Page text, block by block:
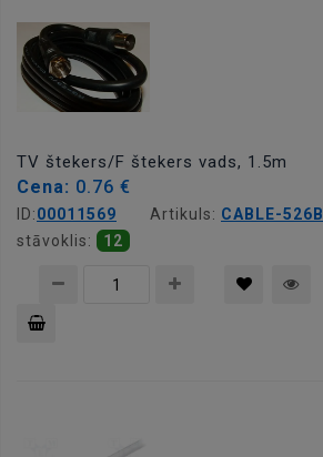
TV štekers/F štekers vads, 1.5m
Cena: 0.76 €
ID:00011569 Artikuls: CABLE-526B
stāvoklis:
12